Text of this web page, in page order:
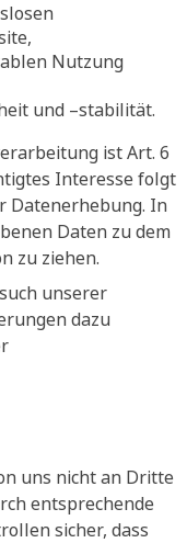
Nutzung
und –stabilität.
ist Art. 6
Interesse folgt
Datenerhebung. In
Daten zu dem
zu ziehen.
unserer
dazu
uns nicht an Dritte
entsprechende
sicher, dass